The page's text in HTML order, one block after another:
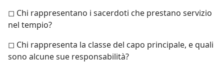
◻ Chi rappresentano i sacerdoti che prestano servizio
nel tempio?
◻ Chi rappresenta la classe del capo principale, e quali
sono alcune sue responsabilità?